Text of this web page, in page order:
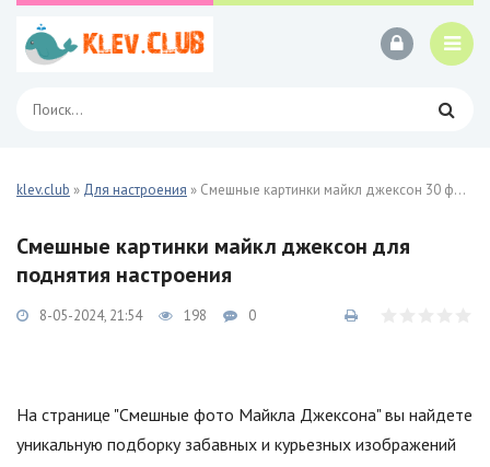
klev.club » Для настроения » Смешные картинки майкл джексон 30 фото
Смешные картинки майкл джексон для
поднятия настроения
8-05-2024, 21:54 198 0
На странице "Смешные фото Майкла Джексона" вы найдете
уникальную подборку забавных и курьезных изображений